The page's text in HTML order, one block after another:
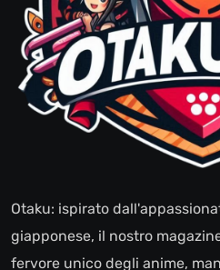
Otaku: ispirato
giapponese, il nostro
fervore unico degli anime,